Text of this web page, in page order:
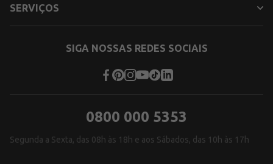
SERVIÇOS
SIGA NOSSAS REDES SOCIAIS
0800 000 5353
Segunda a Sexta, das 08h às 18h e aos Sábados, das 10h às 17h